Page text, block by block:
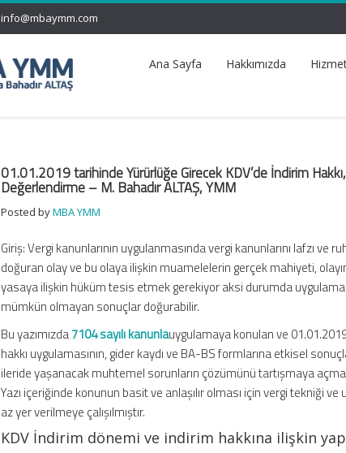
info@mbaymm.com
Ana Sayfa Hakkımızda
01.01.2019 tarihinde Yürürlüğe Girecek KDV’de İndirim
Değerlendirme – M. Bahadır ALTAŞ, YMM
Posted byMBA YMM
Giriş: Vergi kanunlarının uygulanmasında vergi kanunlarını lafzı ve
doğuran olay ve bu olaya ilişkin muamelelerin gerçek mahiyeti,
yasaya ilişkin hüküm tesis etmek gerekiyor aksi durumda
mümkün olmayan sonuçlar doğurabilir.
Bu yazımızda7104 sayılı kanunlauygulamaya konulan ve
hakkı uygulamasının, gider kaydı ve BA-BS formlarına etkisel
ileride yaşanacak muhtemel sorunların çözümünü tartışmaya
Yazı içeriğinde konunun basit ve anlaşılır olması için vergi tekniği
az yer verilmeye çalışılmıştır.
KDV İndirim dönemi ve indirim hakkına ilişkin